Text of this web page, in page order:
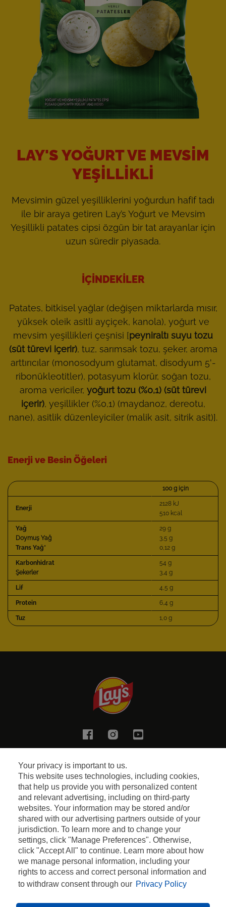
Your privacy is important to us.
This website uses technologies, including cookies,
that help us provide you with personalized content
and relevant advertising, including on third-party
websites. Your information may be stored and/or
shared with our advertising partners outside of your
jurisdiction. To learn more and to change your
settings, click "Manage Preferences". Otherwise,
click "Accept All" to continue. Learn more about how
we manage personal information, including your
rights to access and correct personal information and
to withdraw consent through our Privacy Policy
LAY'S YOĞURT VE MEVSIM
YEŞILLIKLI
Mevsimin güzel yeşilliklerini yoğurdun hafif tadı
ile bir araya getiren Lay’s Yoğurt ve Mevsim
Yeşillikli patates cipsi özgün bir tat arayanlar için
uzun süredir piyasada.
İÇINDEKILER
Patates, bitkisel yağlar (değişen miktarlarda mısır,
yüksek oleik asitli ayçiçek, kanola), yoğurt ve
mevsim yeşillikleri çeşnisi [peyniraltı suyu tozu
(süt türevi içerir), tuz, sarımsak tozu, şeker, aroma
arttırıcılar (monosodyum glutamat, disodyum 5'-
ribonükleotitler), potasyum klorür, soğan tozu,
aroma vericiler, yoğurt tozu (%0,1) (süt türevi
içerir), yeşillikler (%0,1) (maydanoz, dereotu,
nane), asitlik düzenleyiciler (malik asit, sitrik asit)].
Enerji ve Besin Öğeleri
100 g için
Enerji
2128 kJ
510 kcal
Yağ
Doymuş Yağ
Trans Yağ*
29 g
3,5 g
0,12 g
Karbonhidrat
Şekerler
54 g
3,4 g
Lif 4,5 g
Protein 6,4 g
Tuz 1,0 g
FacebookInstagram
Gizlilik Politikası
Çerez Politikası
Kişisel Verilerin Korunması
Bilgi Toplumu Hizmetleri
Bize ulaşın